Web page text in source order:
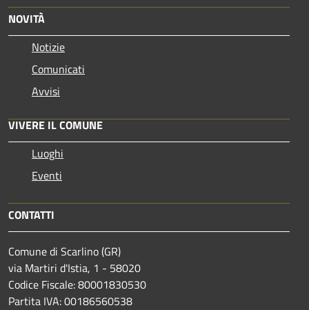
NOVITÀ
Notizie
Comunicati
Avvisi
VIVERE IL COMUNE
Luoghi
Eventi
CONTATTI
Comune di Scarlino (GR)
via Martiri d'Istia, 1 - 58020
Codice Fiscale: 80001830530
Partita IVA: 00186560538